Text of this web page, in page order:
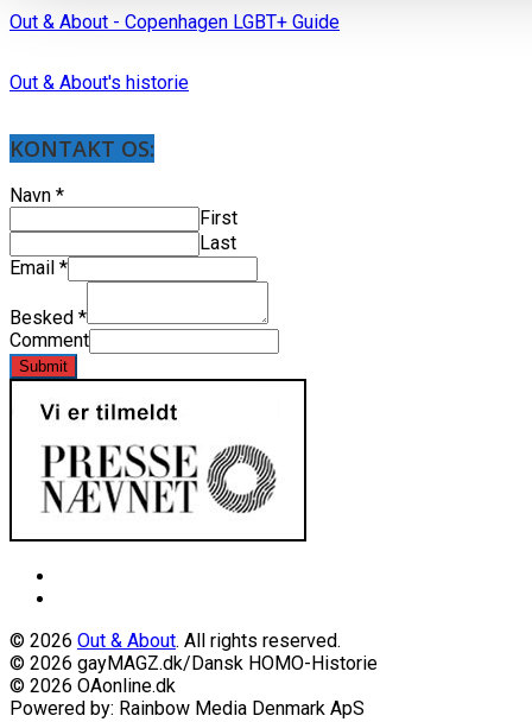
Out & About - Copenhagen LGBT+ Guide
Out & About's historie
KONTAKT OS:
Navn *
First
Last
Email *
Besked *
Comment
Submit
© 2026 Out & About. All rights reserved.
© 2026 gayMAGZ.dk/Dansk HOMO-Historie
© 2026 OAonline.dk
Powered by: Rainbow Media Denmark ApS